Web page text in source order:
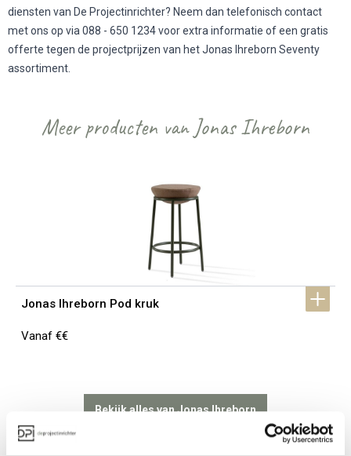
diensten van De Projectinrichter? Neem dan telefonisch contact
met ons op via 088 - 650 1234 voor extra informatie of een gratis
offerte tegen de projectprijzen van het Jonas Ihreborn Seventy
assortiment.
Meer producten van Jonas Ihreborn
Jonas Ihreborn Pod kruk
Vanaf €€
Bekijk alles van Jonas Ihreborn